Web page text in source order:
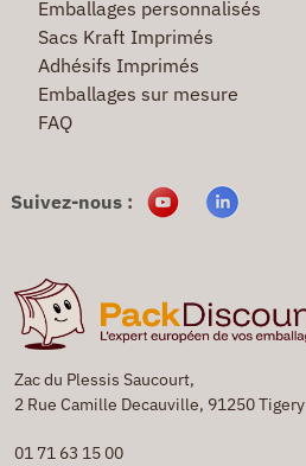
Zac du Plessis Saucourt,
2 Rue Camille Decauville, 91250 Tigery
01 71 63 15 00
Emballages personnalisés
Sacs Kraft Imprimés
Adhésifs Imprimés
Emballages sur mesure
FAQ
Suivez-nous :